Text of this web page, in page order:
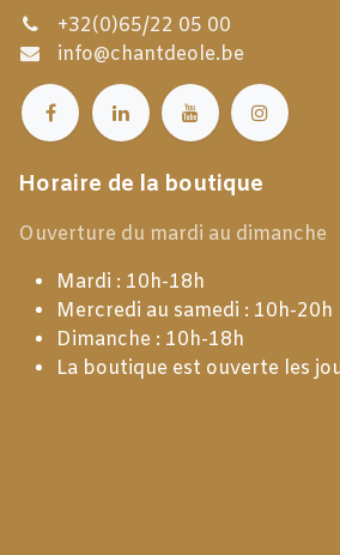
+32(0)65/22 05 00
info@chantdeole.be
Horaire de la boutique
Ouverture du mardi au dimanche
Mardi : 10h-18h
Mercredi au samedi : 10h-20h
Dimanche : 10h-18h
La boutique est ouverte les